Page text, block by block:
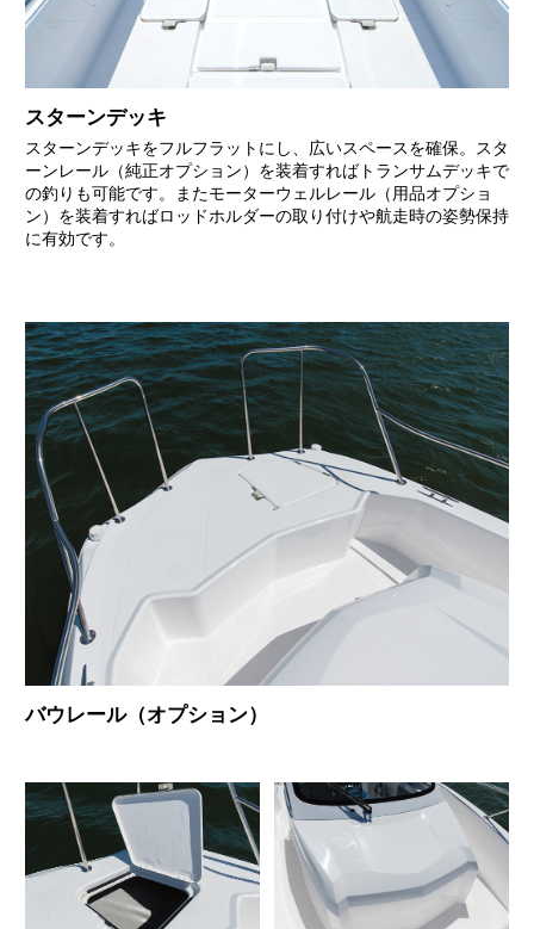
スターンデッキ
スターンデッキをフルフラットにし、広いスペースを確保。スタ
ーンレール（純正オプション）を装着すればトランサムデッキで
の釣りも可能です。またモーターウェルレール（用品オプショ
ン）を装着すればロッドホルダーの取り付けや航走時の姿勢保持
に有効です。
バウレール（オプション）